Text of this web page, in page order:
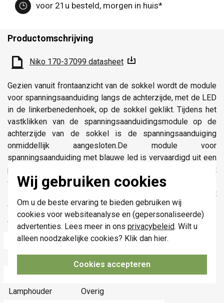
Wij gebruiken cookies
Om u de beste ervaring te bieden gebruiken wij
cookies voor websiteanalyse en (gepersonaliseerde)
advertenties. Lees meer in ons privacybeleid. Wilt u
alleen noodzakelijke cookies? Klik dan hier.
Cookies accepteren
voor 21u besteld, morgen in huis*
Productomschrijving
Niko 170-37099 datasheet
Gezien vanuit frontaanzicht van de sokkel wordt de module
voor spanningsaanduiding langs de achterzijde, met de LED
in de linkerbenedenhoek, op de sokkel geklikt. Tijdens het
vastklikken van de spanningsaanduidingsmodule op de
achterzijde van de sokkel is de spanningsaanduiging
onmiddellijk aangesloten.De module voor
spanningsaanduiding met blauwe led is vervaardigd uit een
polyamide behuizing. Het blauwe licht wordt voortgebracht
door een LED met een zeer gering vermogen (0,1W). Zij is
schokbestendig en dissipeert geen warmte. De LED heeft
een levensduur van min. 50.000 branduren.CE gemarkeerd.
Technische specificaties
Specificatie
Waarde
Nom. spanning
230 Volt (V)
Toepassing
Schakelaar/drukker
Lamphouder
Overig